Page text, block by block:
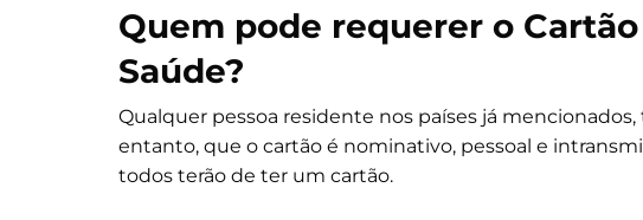
Quem pode requerer o
Saúde?
Qualquer pessoa residente nos países já
entanto, que o cartão é nominativo, pessoal e
todos terão de ter um cartão.